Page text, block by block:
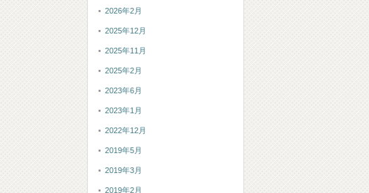
2026年2月
2025年12月
2025年11月
2025年2月
2023年6月
2023年1月
2022年12月
2019年5月
2019年3月
2019年2月